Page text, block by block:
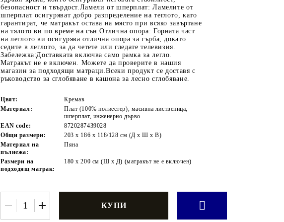
безопасност и твърдост.Ламели от шперплат: Ламелите от
шперплат осигуряват добро разпределение на теглото, като
гарантират, че матракът остава на място при всяко завъртане
на тялото ви по време на сън.Отлична опора: Горната част
на леглото ви осигурява отлична опора за гърба, докато
седите в леглото, за да четете или гледате телевизия.
Забележка:Доставката включва само рамка за легло.
Матракът не е включен. Можете да проверите в нашия
магазин за подходящи матраци.Всеки продукт се доставя с
ръководство за сглобяване в кашона за лесно сглобяване.
Цвят:
Кремав
Материал:
Плат (100% полиестер), масивна лиственица,
шперплат, инженерно дърво
EAN code:
8720287439028
Общи размери:
203 x 186 x 118/128 см (Д x Ш x В)
Материал на
пълнежа:
Пяна
Размери на
подходящ матрак:
180 x 200 см (Ш x Д) (матракът не е включен)